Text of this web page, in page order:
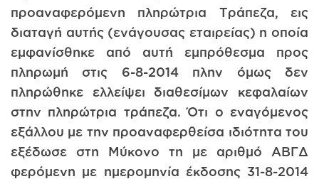
προαναφερόμενη πληρώτρια Τράπεζα, εις
διαταγή αυτής (ενάγουσας εταιρείας) η οποία
εμφανίσθηκε από αυτή εμπρόθεσμα προς
πληρωμή στις 6-8-2014 πλην όμως δεν
πληρώθηκε ελλείψει διαθεσίμων κεφαλαίων
στην πληρώτρια τράπεζα. Ότι ο εναγόμενος
εξάλλου με την προαναφερθείσα ιδιότητα του
εξέδωσε στη Μύκονο τη με αριθμό ΑΒΓΔ
φερόμενη με ημερομηνία έκδοσης 31-8-2014